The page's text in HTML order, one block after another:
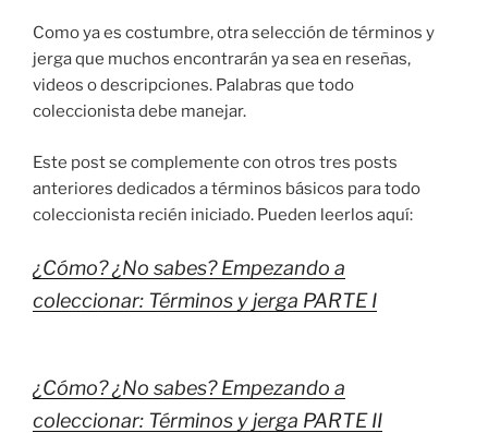
Como ya es costumbre, otra selección de términos y
jerga que muchos encontrarán ya sea en reseñas,
videos o descripciones. Palabras que todo
coleccionista debe manejar.
Este post se complemente con otros tres posts
anteriores dedicados a términos básicos para todo
coleccionista recién iniciado. Pueden leerlos aquí:
¿Cómo? ¿No sabes? Empezando a
coleccionar: Términos y jerga PARTE I
¿Cómo? ¿No sabes? Empezando a
coleccionar: Términos y jerga PARTE II